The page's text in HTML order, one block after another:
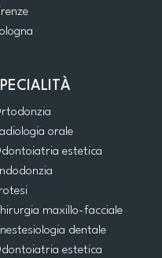
orale
estetica
maxillo-facciale
dentale
estetica